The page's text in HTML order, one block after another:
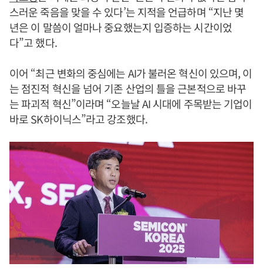
스러운 죽음을 맞을 수 있다’는 지적을 언급하며 “지난 몇
년은 이 말씀이 얼마나 중요했는지 입증하는 시간이었
다”고 했다.
이어 “최근 변화의 중심에는 AI가 불러온 혁신이 있으며, 이
는 점진적 혁신을 넘어 기존 산업의 틀을 근본적으로 바꾸
는 파괴적 혁신”이라며 “오늘날 AI 시대에 주목받는 기업이
바로 SK하이닉스”라고 강조했다.